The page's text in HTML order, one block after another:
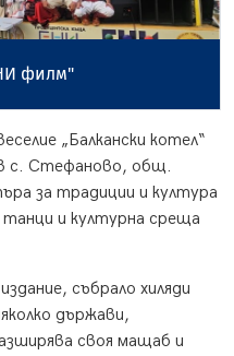
филм"
„Балкански котел“
с. Стефаново, общ.
за традиции и култура
танци и културна среща
събрало хиляди
държави,
своя мащаб и